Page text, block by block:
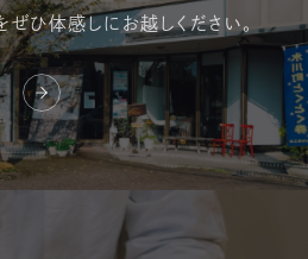
ぜひ体感しにお越しください。